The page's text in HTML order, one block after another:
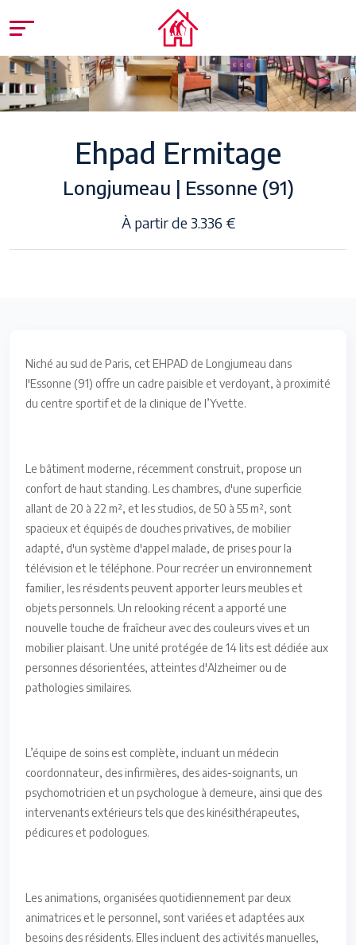
Ehpad Ermitage
Longjumeau | Essonne (91)
À partir de 3.336 €
Niché au sud de Paris, cet EHPAD de Longjumeau dans
l'Essonne (91) offre un cadre paisible et verdoyant, à proximité
du centre sportif et de la clinique de l’Yvette.
Le bâtiment moderne, récemment construit, propose un
confort de haut standing. Les chambres, d'une superficie
allant de 20 à 22 m², et les studios, de 50 à 55 m², sont
spacieux et équipés de douches privatives, de mobilier
adapté, d'un système d'appel malade, de prises pour la
télévision et le téléphone. Pour recréer un environnement
familier, les résidents peuvent apporter leurs meubles et
objets personnels. Un relooking récent a apporté une
nouvelle touche de fraîcheur avec des couleurs vives et un
mobilier plaisant. Une unité protégée de 14 lits est dédiée aux
personnes désorientées, atteintes d'Alzheimer ou de
pathologies similaires.
L’équipe de soins est complète, incluant un médecin
coordonnateur, des infirmières, des aides-soignants, un
psychomotricien et un psychologue à demeure, ainsi que des
intervenants extérieurs tels que des kinésithérapeutes,
pédicures et podologues.
Les animations, organisées quotidiennement par deux
animatrices et le personnel, sont variées et adaptées aux
besoins des résidents. Elles incluent des activités manuelles,